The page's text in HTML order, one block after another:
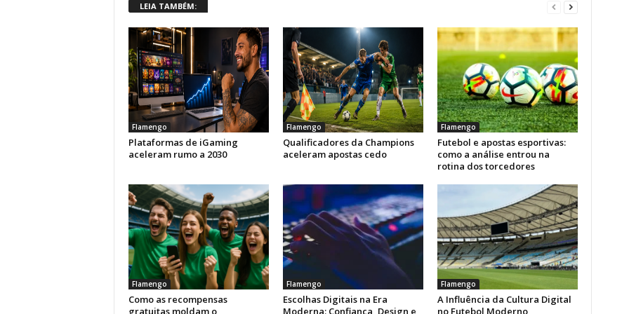
LEIA TAMBÉM:
Flamengo
Plataformas de iGaming
aceleram rumo a 2030
Flamengo
Qualificadores da Champions
aceleram apostas cedo
Flamengo
Futebol e apostas esportivas:
como a análise entrou na
rotina dos torcedores
Flamengo
Como as recompensas
gratuitas moldam o
Flamengo
Escolhas Digitais na Era
Moderna: Confiança, Design e
Flamengo
A Influência da Cultura Digital
no Futebol Moderno